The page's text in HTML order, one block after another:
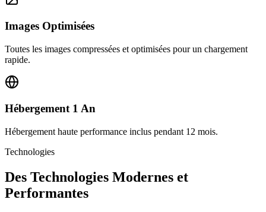
Images Optimisées
Toutes les images compressées et optimisées pour un chargement
rapide.
Hébergement 1 An
Hébergement haute performance inclus pendant 12 mois.
Technologies
Des Technologies Modernes et
Performantes